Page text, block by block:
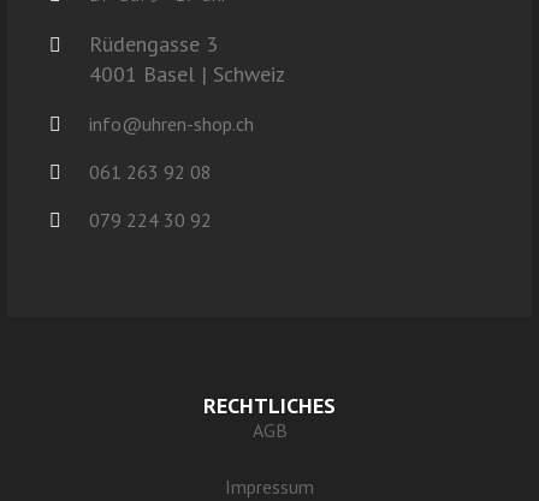
Rüdengasse 3
4001 Basel | Schweiz
info@uhren-shop.ch
061 263 92 08
079 224 30 92
RECHTLICHES
AGB
Impressum